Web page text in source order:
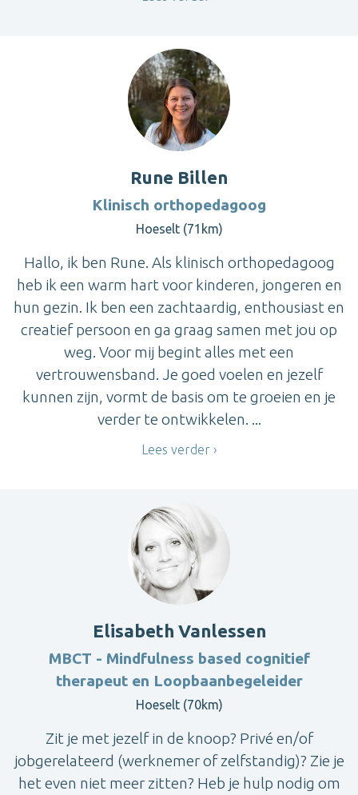
Rune Billen
Klinisch orthopedagoog
Hoeselt (71km)
Hallo, ik ben Rune. Als klinisch orthopedagoog
heb ik een warm hart voor kinderen, jongeren en
hun gezin. Ik ben een zachtaardig, enthousiast en
creatief persoon en ga graag samen met jou op
weg. Voor mij begint alles met een
vertrouwensband. Je goed voelen en jezelf
kunnen zijn, vormt de basis om te groeien en je
verder te ontwikkelen. ...
Lees verder
Elisabeth Vanlessen
MBCT - Mindfulness based cognitief
therapeut en Loopbaanbegeleider
Hoeselt (70km)
Zit je met jezelf in de knoop? Privé en/of
jobgerelateerd (werknemer of zelfstandig)? Zie je
het even niet meer zitten? Heb je hulp nodig om